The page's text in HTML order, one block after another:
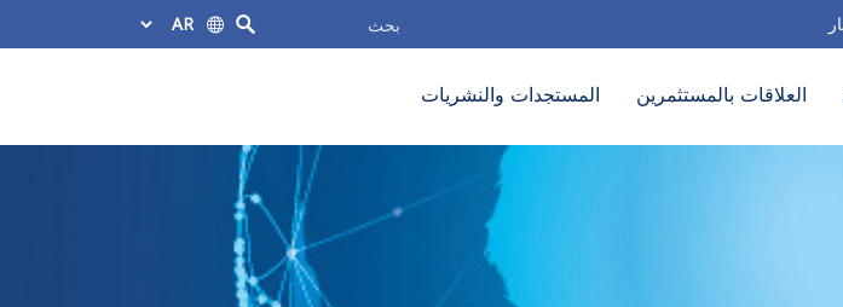
العلاقات بالمستثمرين المستجدات والنشريات